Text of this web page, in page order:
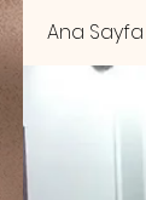
Ana Sayfa